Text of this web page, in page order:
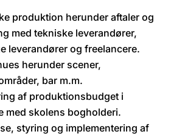
produktion herunder aftaler og
med tekniske leverandører,
leverandører og freelancere.
herunder scener,
bar m.m.
af produktionsbudget i
med skolens bogholderi.
styring og implementering af